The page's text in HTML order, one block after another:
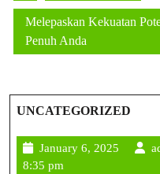
Melepaskan Kekuatan
Penuh Anda
UNCATEGORIZED
January 6, 2025 January
8:35 pm